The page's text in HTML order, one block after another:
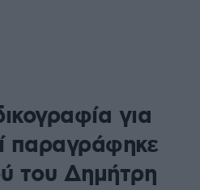
για
παραγράφηκε
του Δημήτρη